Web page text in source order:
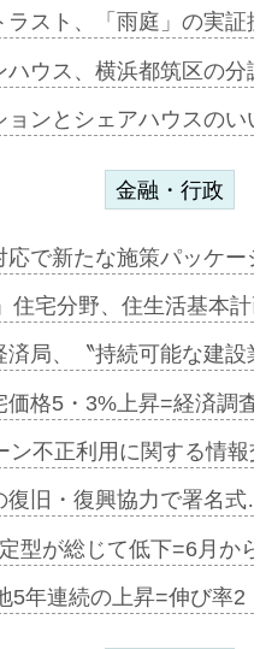
ラスト、「雨庭」の実
ハウス、横浜都筑区の
ョンとシェアハウスの
金融・行政
応で新たな施策パッケ
住宅分野、住生活基本
済局、〝持続可能な建
価格5・3%上昇=経済調
ン不正利用に関する情
復旧・復興協力で署名
型が総じて低下=6月か
5年連続の上昇=伸び率